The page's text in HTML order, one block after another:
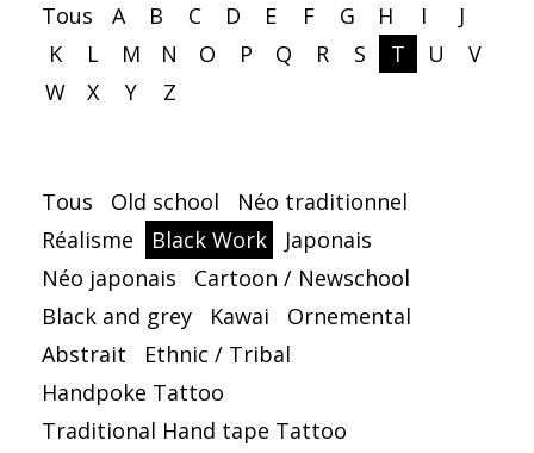
Tous A B C D E F G H I
J
K
L M N O P Q R S T U
V
W
X Y Z
Tous Old school
Néo traditionnel
Réalisme
Black Work
Japonais
Néo japonais
Cartoon / Newschool
Black and grey
Kawai
Ornemental
Abstrait
Ethnic / Tribal
Handpoke Tattoo
Traditional Hand tape Tattoo